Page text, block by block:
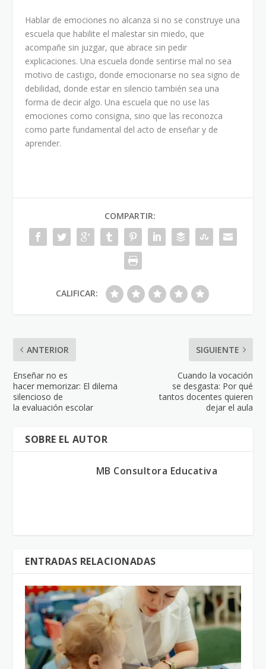
Hablar de emociones no alcanza si no se construye una
escuela que habilite el malestar sin miedo, que
acompañe sin juzgar, que abrace sin pedir
explicaciones. Una escuela donde sentirse mal no sea
motivo de castigo, donde emocionarse no sea signo de
debilidad, donde estar en silencio también sea una
forma de decir algo. Una escuela que no use las
emociones como consigna, sino que las reconozca
como parte fundamental del acto de enseñar y de
aprender.
COMPARTIR:
CALIFICAR:
ANTERIOR
Enseñar no es
hacer memorizar: El dilema
silencioso de
la evaluación escolar
SIGUIENTE
Cuando la vocación
se desgasta: Por qué
tantos docentes quieren
dejar el aula
SOBRE EL AUTOR
MB Consultora Educativa
ENTRADAS RELACIONADAS